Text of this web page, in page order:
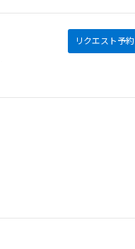
リクエスト予約